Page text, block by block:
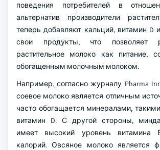
поведения потребителей в
альтернатив производители
теперь добавляют кальций, витамин D
свои продукты, что позволяет
растительное молоко как питание,
обогащенным молочным молоком.
Например, согласно журналу Pharma
соевое молоко является отличным
часто обогащается минералами,
витамин D. С другой стороны,
имеет высокий уровень
калорий. Овсяное молоко является